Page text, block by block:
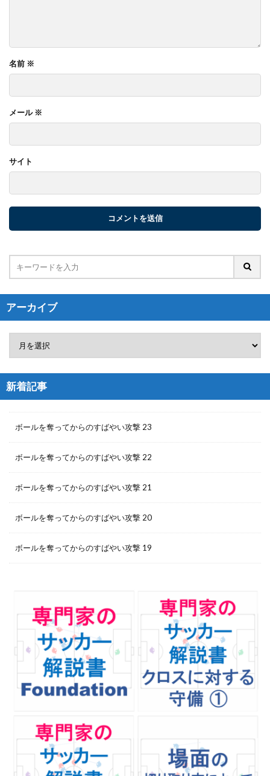
名前 ※
メール ※
サイト
アーカイブ
新着記事
ボールを奪ってからのすばやい攻撃 23
ボールを奪ってからのすばやい攻撃 22
ボールを奪ってからのすばやい攻撃 21
ボールを奪ってからのすばやい攻撃 20
ボールを奪ってからのすばやい攻撃 19